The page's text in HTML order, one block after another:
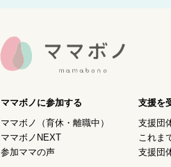
ママボノに参加する
ママボノ（育休・離職中）
ママボノNEXT
参加ママの声
支援を
支援団
これま
支援団